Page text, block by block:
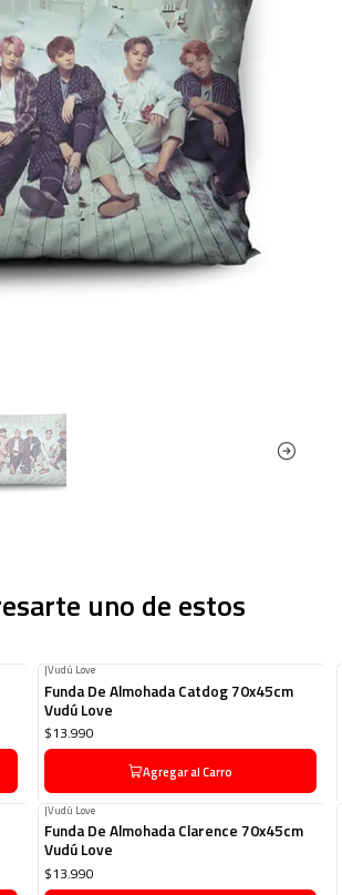
uno de estos
|Vudú Love
Funda De Almohada Catdog 70x45cm
Vudú Love
$13.990
Agregar al Carro
|Vudú Love
Funda De Almohada Clarence 70x45cm
Vudú Love
$13.990